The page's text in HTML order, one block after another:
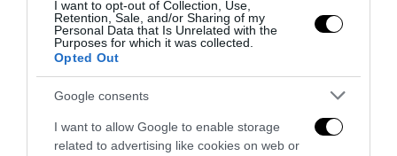
I want to opt-out of Collection, Use,
Retention, Sale, and/or Sharing of my
Personal Data that Is Unrelated with the
Purposes for which it was collected.
Opted Out
Google consents
I want to allow Google to enable storage
related to advertising like cookies on web or